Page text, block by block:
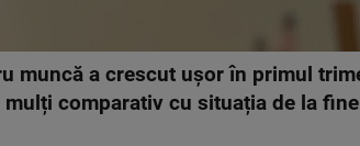
muncă a crescut ușor în primul
comparativ cu situația de la